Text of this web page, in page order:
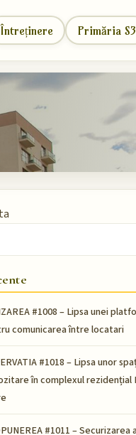
Întreținere Primăria S3
#1008 – Lipsa unei
comunicarea între locatari
#1018 – Lipsa unor
în complexul rezidențial
#1011 – Securizarea